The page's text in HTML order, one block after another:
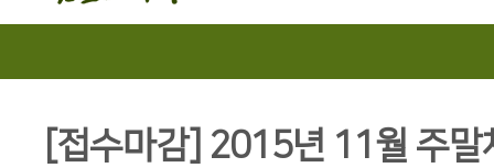
[접수마감] 2015년 11월 주